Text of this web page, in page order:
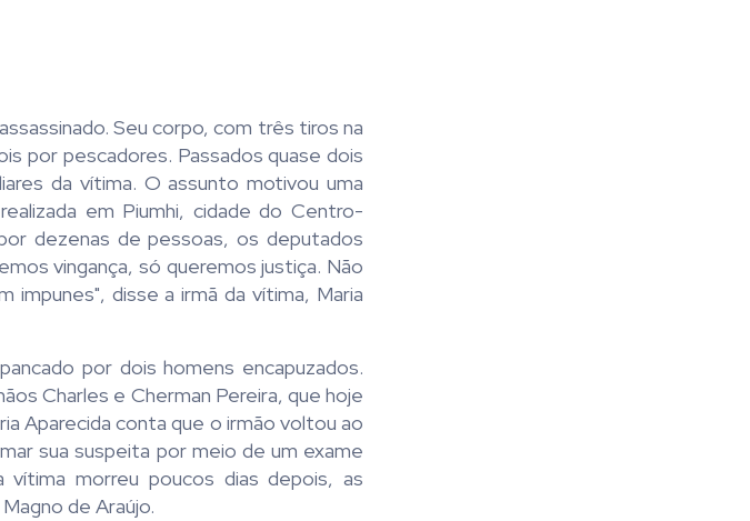
Seu corpo, com três tiros na
por pescadores. Passados quase dois
da vítima. O assunto motivou uma
em Piumhi, cidade do Centro-
dezenas de pessoas, os deputados
vingança, só queremos justiça. Não
disse a irmã da vítima, Maria
por dois homens encapuzados.
Charles e Cherman Pereira, que hoje
Aparecida conta que o irmão voltou ao
sua suspeita por meio de um exame
morreu poucos dias depois, as
de Araújo.